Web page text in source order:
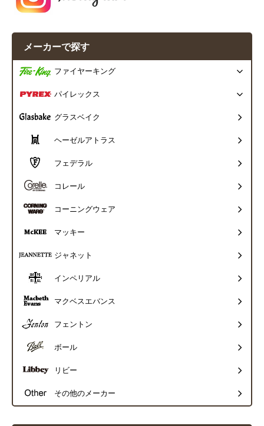
メーカーで探す
ファイヤーキング
パイレックス
グラスベイク
ヘーゼルアトラス
フェデラル
コレール
コーニングウェア
マッキー
ジャネット
インペリアル
マクベスエバンス
フェントン
ボール
リビー
その他のメーカー